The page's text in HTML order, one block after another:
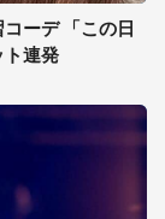
ーデ 「この日
ト連発